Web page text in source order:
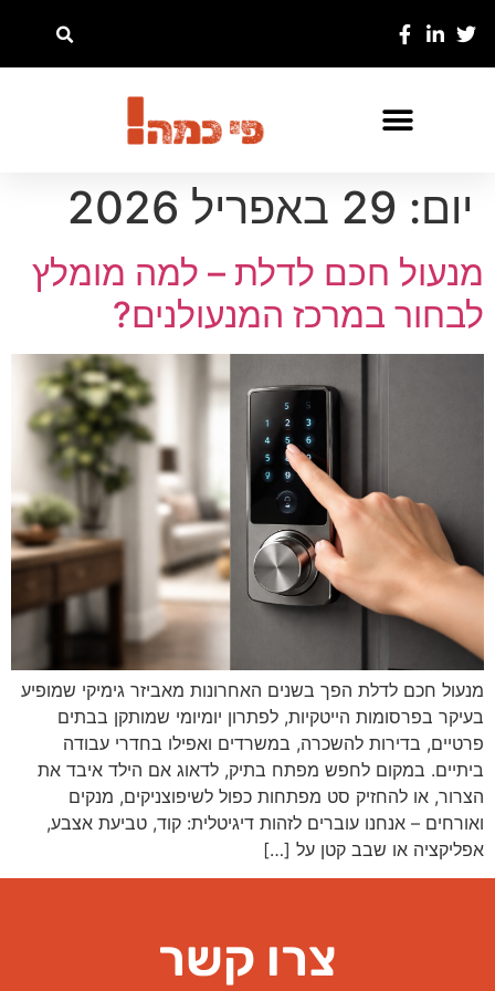
יום: 29 באפריל 2026
מנעול חכם לדלת – למה מומלץ
לבחור במרכז המנעולנים?
מנעול חכם לדלת הפך בשנים האחרונות מאביזר גימיקי שמופיע
בעיקר בפרסומות הייטקיות, לפתרון יומיומי שמותקן בבתים
פרטיים, בדירות להשכרה, במשרדים ואפילו בחדרי עבודה
ביתיים. במקום לחפש מפתח בתיק, לדאוג אם הילד איבד את
הצרור, או להחזיק סט מפתחות כפול לשיפוצניקים, מנקים
ואורחים – אנחנו עוברים לזהות דיגיטלית: קוד, טביעת אצבע,
אפליקציה או שבב קטן על […]
צרו קשר